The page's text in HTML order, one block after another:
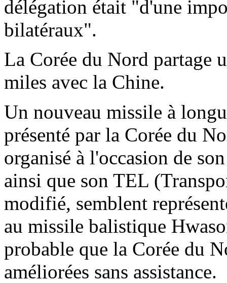
délégation était "d'une
bilatéraux".
La Corée du Nord partage
miles avec la Chine.
Un nouveau missile à
présenté par la Corée du
organisé à l'occasion de
ainsi que son TEL
modifié, semblent
au missile balistique
probable que la Corée du
améliorées sans assistance.